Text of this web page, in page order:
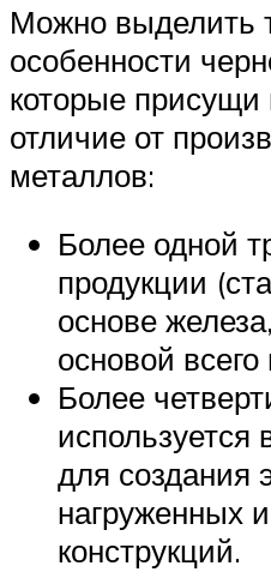
Можно выделить
особенности
которые
отличие от
металлов:
Более одной
продукции
основе
основой
Более
используется
для создания
нагруженных
конструкций.